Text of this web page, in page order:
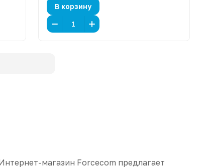
В корзину
магазин Forcecom предлагает